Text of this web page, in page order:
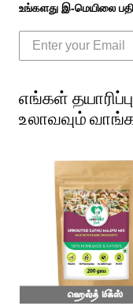
உங்களது இ-மெயிலை
எங்கள்
உலாவவும்